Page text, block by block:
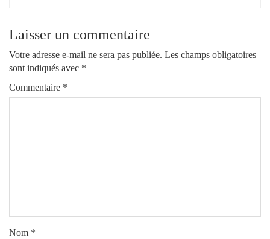
Laisser un commentaire
Votre adresse e-mail ne sera pas publiée. Les champs obligatoires
sont indiqués avec *
Commentaire *
Nom *